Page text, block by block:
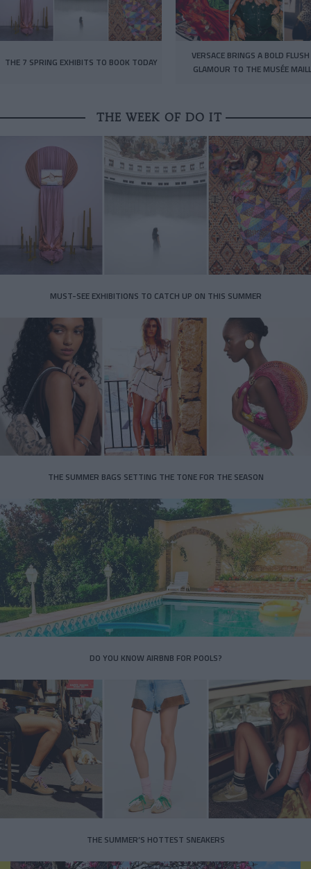
THE 7 SPRING EXHIBITS TO BOOK TODAY
VERSACE BRINGS A BOLD
GLAMOUR TO THE MUSÉE
THE WEEK OF DO IT
MUST-SEE EXHIBITIONS TO CATCH UP ON THIS SUMMER
THE SUMMER BAGS SETTING THE TONE FOR THE SEASON
DO YOU KNOW AIRBNB FOR POOLS?
THE SUMMER’S HOTTEST SNEAKERS